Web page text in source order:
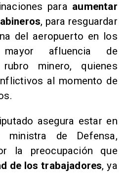
para aumentar
, para resguardar
del aeropuerto en los
afluencia de
minero, quienes
al momento de
asegura estar en
de Defensa,
la preocupación que
de los trabajadores, ya